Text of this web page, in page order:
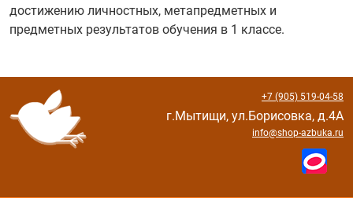
достижению личностных, метапредметных и
предметных результатов обучения в 1 классе.
+7 (905) 519-04-58
г.Мытищи, ул.Борисовка, д.4А
info@shop-azbuka.ru